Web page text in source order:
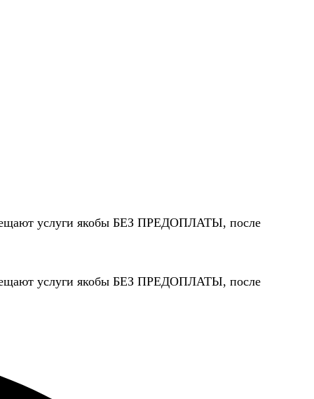
услуги якобы БЕЗ ПРЕДОПЛАТЫ, после
услуги якобы БЕЗ ПРЕДОПЛАТЫ, после